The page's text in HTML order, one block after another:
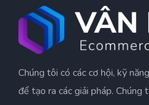
Chúng tôi có các cơ hội, kỹ
để tạo ra các giải pháp. Chúng